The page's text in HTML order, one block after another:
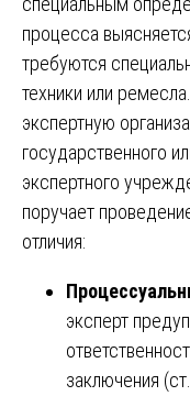
процесса
требуются
техники или
экспертную
государственного
экспертного
поручает
отличия:
эксперт
заключения